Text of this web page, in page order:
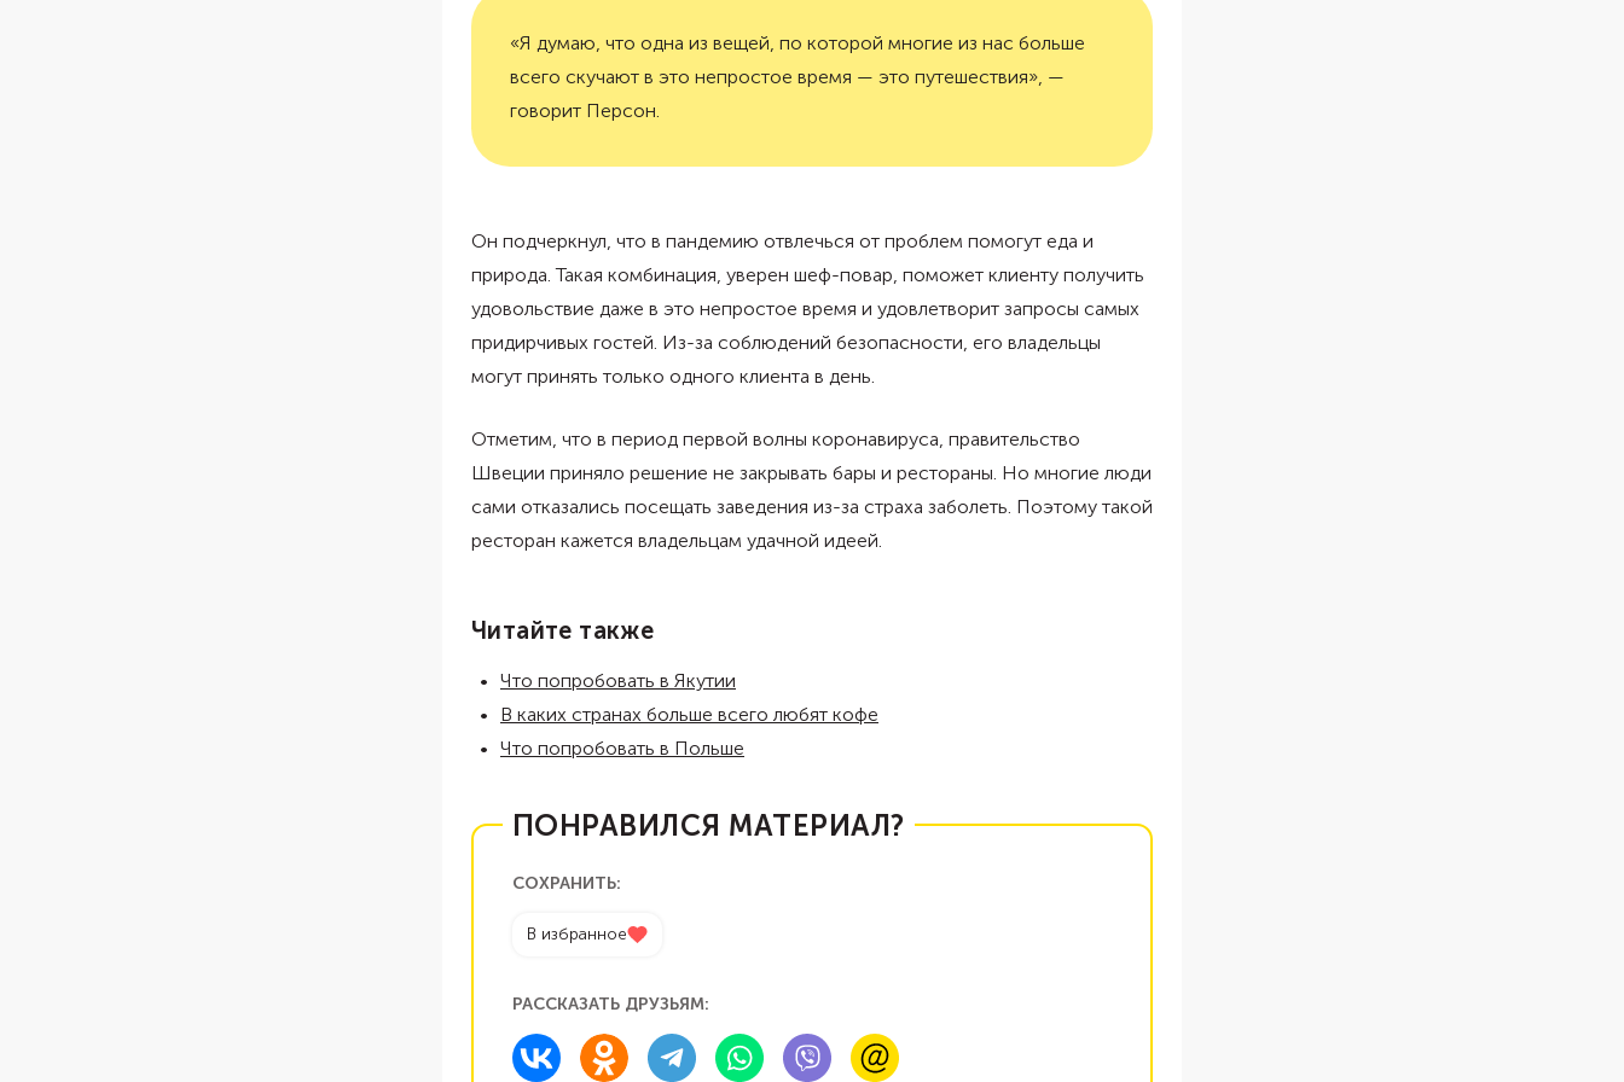
«Я думаю, что одна из вещей, по которой многие из нас больше
всего скучают в это непростое время — это путешествия», —
говорит Персон.
Он подчеркнул, что в пандемию отвлечься от проблем помогут еда и
природа. Такая комбинация, уверен шеф-повар, поможет клиенту получить
удовольствие даже в это непростое время и удовлетворит запросы самых
придирчивых гостей. Из-за соблюдений безопасности, его владельцы
могут принять только одного клиента в день.
Отметим, что в период первой волны коронавируса, правительство
Швеции приняло решение не закрывать бары и рестораны. Но многие люди
сами отказались посещать заведения из-за страха заболеть. Поэтому такой
ресторан кажется владельцам удачной идеей.
Читайте также
Что попробовать в Якутии
В каких странах больше всего любят кофе
Что попробовать в Польше
ПОНРАВИЛСЯ МАТЕРИАЛ?
СОХРАНИТЬ:
В избранное
РАССКАЗАТЬ ДРУЗЬЯМ: